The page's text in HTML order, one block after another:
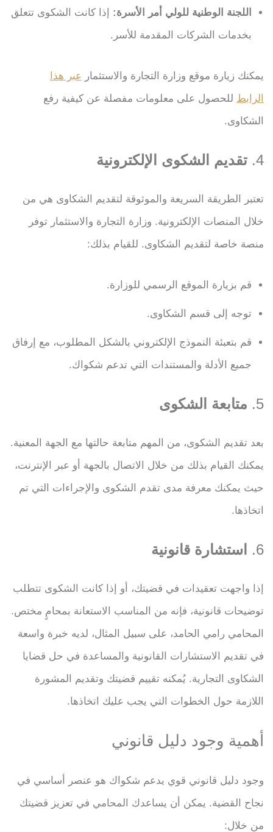
اللجنة الوطنية للولي أمر الأسرة: إذا كانت الشكوى تتعلق
بخدمات الشركات المقدمة للأسر.
يمكنك زيارة موقع وزارة التجارة والاستثمار عبر هذا
الرابط للحصول على معلومات مفصلة عن كيفية رفع
الشكاوى.
4. تقديم الشكوى الإلكترونية
تعتبر الطريقة السريعة والموثوقة لتقديم الشكاوى هي من
خلال المنصات الإلكترونية. وزارة التجارة والاستثمار توفر
منصة خاصة لتقديم الشكاوى. للقيام بذلك:
قم بزيارة الموقع الرسمي للوزارة.
توجه إلى قسم الشكاوى.
قم بتعبئة النموذج الإلكتروني بالشكل المطلوب، مع إرفاق
جميع الأدلة والمستندات التي تدعم شكواك.
5. متابعة الشكوى
بعد تقديم الشكوى، من المهم متابعة حالتها مع الجهة المعنية.
يمكنك القيام بذلك من خلال الاتصال بالجهة أو عبر الإنترنت،
حيث يمكنك معرفة مدى تقدم الشكوى والإجراءات التي تم
اتخاذها.
6. استشارة قانونية
إذا واجهت تعقيدات في قضيتك، أو إذا كانت الشكوى تتطلب
توضيحات قانونية، فإنه من المناسب الاستعانة بمحامٍ مختص.
المحامي رامي الحامد، على سبيل المثال، لديه خبرة واسعة
في تقديم الاستشارات القانونية والمساعدة في حل قضايا
الشكاوى التجارية. يُمكنه تقييم قضيتك وتقديم المشورة
اللازمة حول الخطوات التي يجب عليك اتخاذها.
أهمية وجود دليل قانوني
وجود دليل قانوني قوي يدعم شكواك هو عنصر أساسي في
نجاح القضية. يمكن أن يساعدك المحامي في تعزيز قضيتك
من خلال: